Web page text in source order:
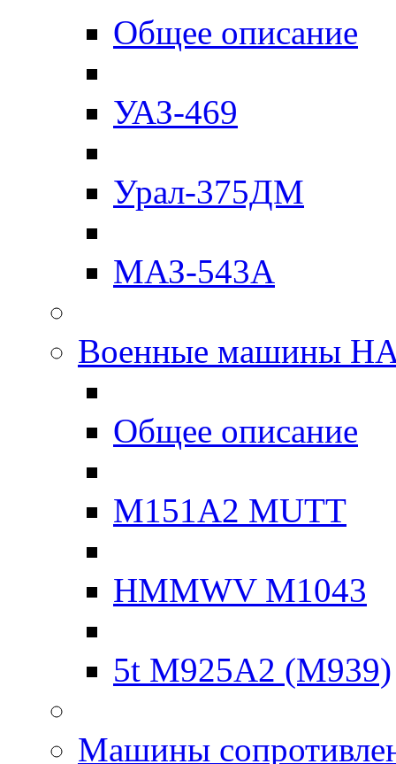
Общее описание
УАЗ-469
Урал-375ДМ
МАЗ-543А
Военные машины
Общее описание
M151A2 MUTT
HMMWV M1043
5t M925A2 (M939)
Машины